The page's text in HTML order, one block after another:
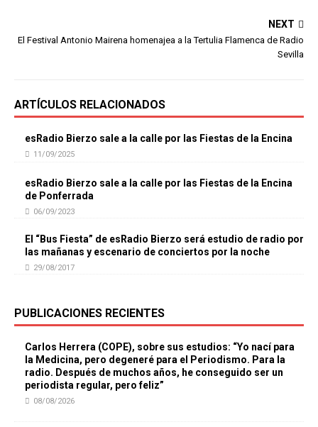
NEXT
El Festival Antonio Mairena homenajea a la Tertulia Flamenca de Radio
Sevilla
ARTÍCULOS RELACIONADOS
esRadio Bierzo sale a la calle por las Fiestas de la Encina
11/09/2025
esRadio Bierzo sale a la calle por las Fiestas de la Encina
de Ponferrada
06/09/2023
El “Bus Fiesta” de esRadio Bierzo será estudio de radio por
las mañanas y escenario de conciertos por la noche
29/08/2017
PUBLICACIONES RECIENTES
Carlos Herrera (COPE), sobre sus estudios: “Yo nací para
la Medicina, pero degeneré para el Periodismo. Para la
radio. Después de muchos años, he conseguido ser un
periodista regular, pero feliz”
08/08/2026